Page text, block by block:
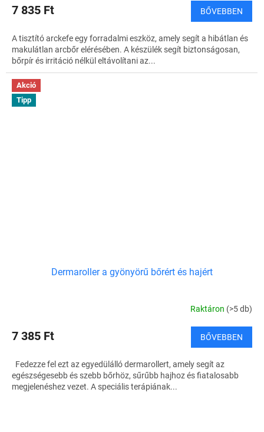
7 835 Ft BŐVEBBEN
A tisztító arckefe egy forradalmi eszköz, amely segít a hibátlan és
makulátlan arcbőr elérésében. A készülék segít biztonságosan,
bőrpír és irritáció nélkül eltávolítani az...
Akció
Tipp
Dermaroller a gyönyörű bőrért és hajért
Raktáron (>5 db)
7 385 Ft BŐVEBBEN
Fedezze fel ezt az egyedülálló dermarollert, amely segít az
egészségesebb és szebb bőrhöz, sűrűbb hajhoz és fiatalosabb
megjelenéshez vezet. A speciális terápiának...